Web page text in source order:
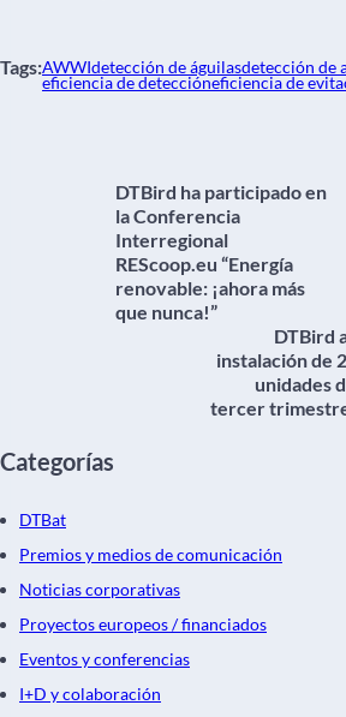
Tags:AWWIdetección de águilasdetección de
eficiencia de deteccióneficiencia de
DTBird ha participado en
la Conferencia
Interregional
REScoop.eu “Energía
renovable: ¡ahora más
que nunca!”
DTBird
instalación de
unidades
tercer
Categorías
DTBat
Premios y medios de comunicación
Noticias corporativas
Proyectos europeos / financiados
Eventos y conferencias
I+D y colaboración